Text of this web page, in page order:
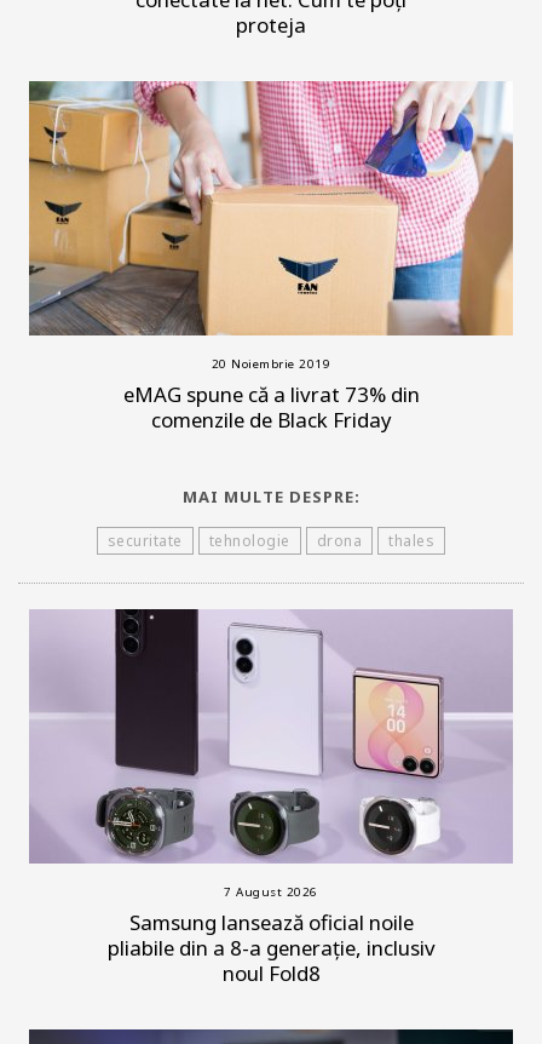
proteja
20 Noiembrie 2019
eMAG spune că a livrat 73% din
comenzile de Black Friday
MAI MULTE DESPRE:
securitate tehnologie drona thales
7 August 2026
Samsung lansează oficial noile
pliabile din a 8-a generație, inclusiv
noul Fold8